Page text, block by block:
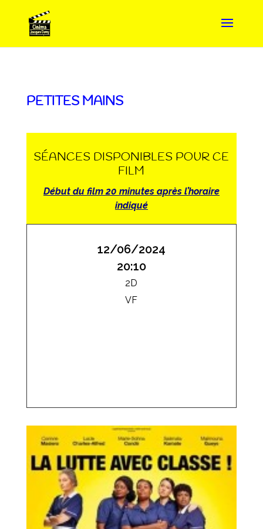
PETITES MAINS
SÉANCES DISPONIBLES POUR CE
FILM
Début du film 20 minutes après l’horaire
indiqué
12/06/2024
20:10
2D
VF